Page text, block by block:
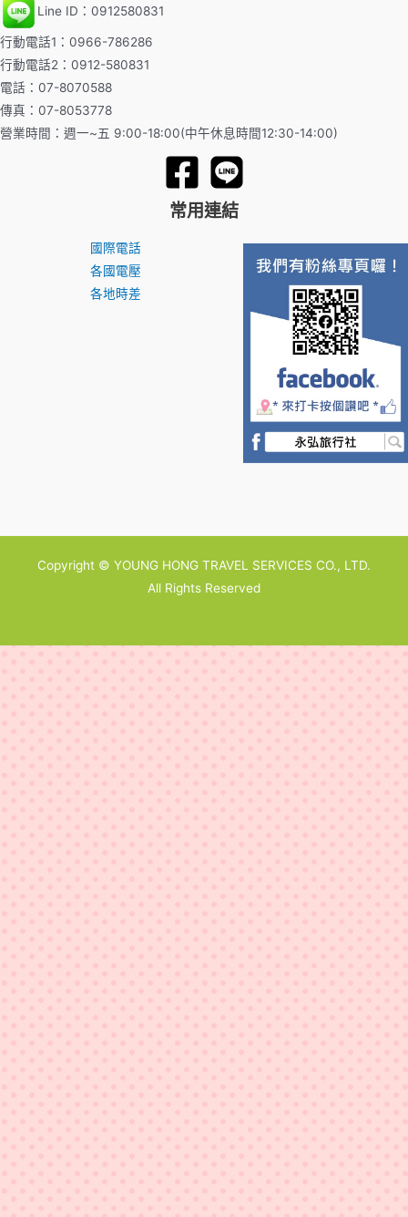
Line ID：0912580831
行動電話1：0966-786286
行動電話2：0912-580831
電話：07-8070588
傳真：07-8053778
營業時間：週一~五 9:00-18:00(中午休息時間12:30-14:00)
常用連結
國際電話
各國電壓
各地時差
Copyright © YOUNG HONG TRAVEL SERVICES CO., LTD.
All Rights Reserved